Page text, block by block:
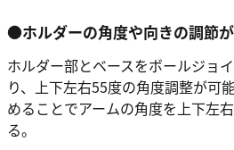
●ホルダーの角度や向きの調節
ホルダー部とベースをボールジョ
り、上下左右55度の角度調整が可
めることでアームの角度を上下左
る。